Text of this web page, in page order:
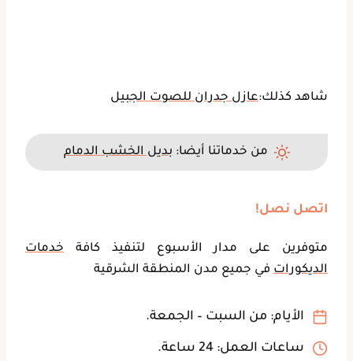
شاهد كذلك:عازل جدران للصوت الجبيل
من خدماتنا أيضا:بديل الخشب الدمام
اتصل نصل!
متوفرين على مدار الأسبوع لتنفيذ كافة خدمات
الديكورات في جميع مدن المنطقة الشرقية
الأيام: من السبت – الجمعة.
ساعات العمل: 24 ساعة.